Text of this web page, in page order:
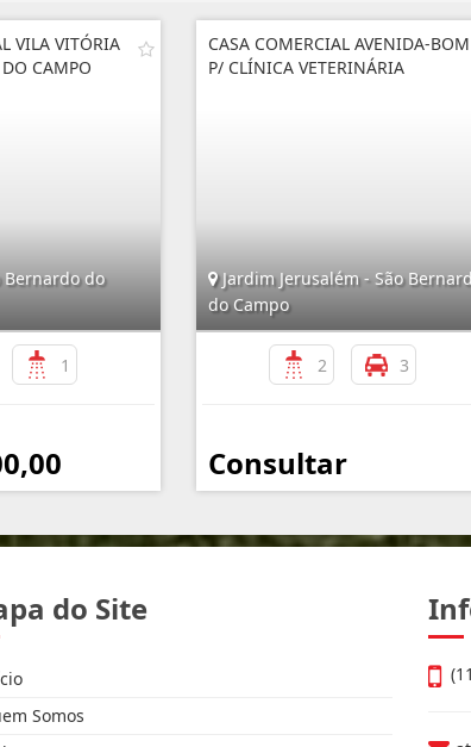
VILA VITÓRIA
CAMPO
Bernardo do
1
CASA COMERCIAL AVENIDA-BOM
P/ CLÍNICA VETERINÁRIA
Jardim Jerusalém - São
do Campo
2 3
Consultar
do Site
Somos